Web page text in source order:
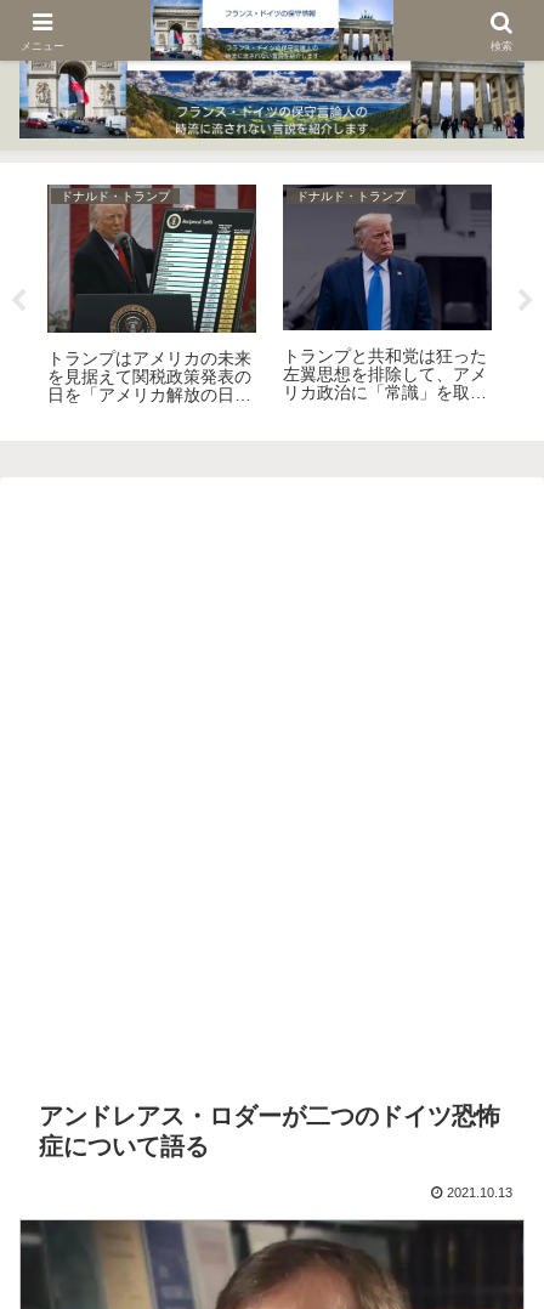
ドナルド・トランプ
トランプはアメリカの未来
を見据えて関税政策発表の
日を「アメリカ解放の日」
ドナルド・トランプ
トランプと共和党は狂った
左翼思想を排除して、アメ
リカ政治に「常識」を取り
アンドレアス・ロダーが二つのドイツ恐怖
症について語る
2021.10.13
メニュー 検索